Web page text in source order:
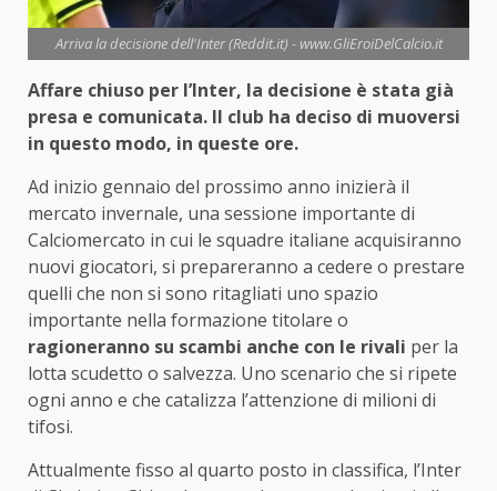
Arriva la decisione dell'Inter (Reddit.it) - www.GliEroiDelCalcio.it
Affare chiuso per l’Inter, la decisione è stata già
presa e comunicata. Il club ha deciso di muoversi
in questo modo, in queste ore.
Ad inizio gennaio del prossimo anno inizierà il
mercato invernale, una sessione importante di
Calciomercato in cui le squadre italiane acquisiranno
nuovi giocatori, si prepareranno a cedere o prestare
quelli che non si sono ritagliati uno spazio
importante nella formazione titolare o
ragioneranno su scambi anche con le rivali per la
lotta scudetto o salvezza. Uno scenario che si ripete
ogni anno e che catalizza l’attenzione di milioni di
tifosi.
Attualmente fisso al quarto posto in classifica, l’Inter